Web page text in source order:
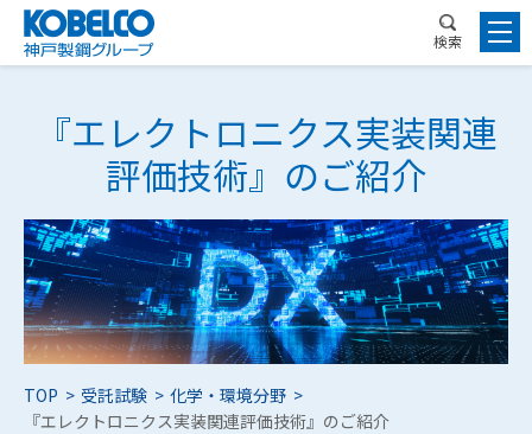
検索
『エレクトロニクス実装関連
評価技術』のご紹介
TOP 受託試験
化学・環境分野
『エレクトロニクス実装関連評価技術』のご紹介